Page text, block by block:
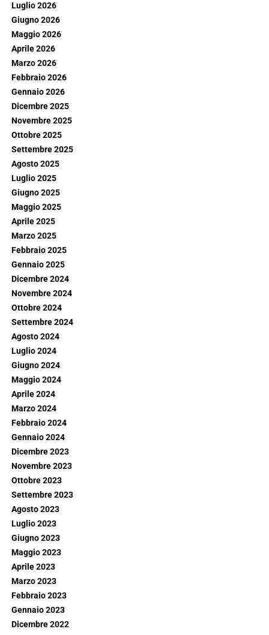
Luglio 2026
Giugno 2026
Maggio 2026
Aprile 2026
Marzo 2026
Febbraio 2026
Gennaio 2026
Dicembre 2025
Novembre 2025
Ottobre 2025
Settembre 2025
Agosto 2025
Luglio 2025
Giugno 2025
Maggio 2025
Aprile 2025
Marzo 2025
Febbraio 2025
Gennaio 2025
Dicembre 2024
Novembre 2024
Ottobre 2024
Settembre 2024
Agosto 2024
Luglio 2024
Giugno 2024
Maggio 2024
Aprile 2024
Marzo 2024
Febbraio 2024
Gennaio 2024
Dicembre 2023
Novembre 2023
Ottobre 2023
Settembre 2023
Agosto 2023
Luglio 2023
Giugno 2023
Maggio 2023
Aprile 2023
Marzo 2023
Febbraio 2023
Gennaio 2023
Dicembre 2022